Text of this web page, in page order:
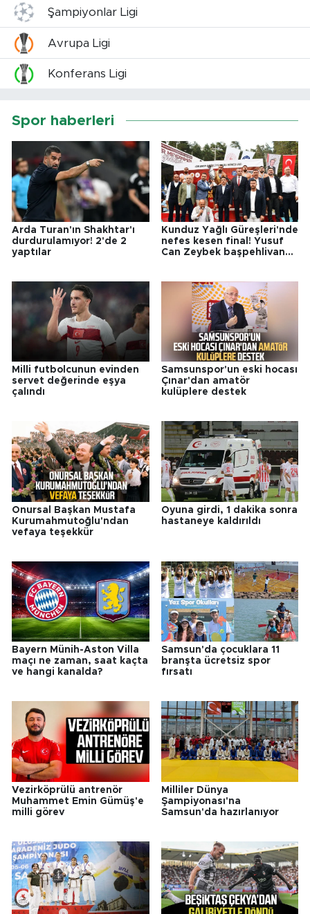
Şampiyonlar Ligi
Avrupa Ligi
Konferans Ligi
Spor haberleri
Arda Turan'ın Shakhtar'ı
durdurulamıyor! 2'de 2
yaptılar
Kunduz Yağlı Güreşleri'nde
nefes kesen final! Yusuf
Can Zeybek başpehlivan
Milli futbolcunun evinden
servet değerinde eşya
çalındı
Samsunspor'un eski hocası
Çınar'dan amatör
kulüplere destek
Onursal Başkan Mustafa
Kurumahmutoğlu'ndan
vefaya teşekkür
Oyuna girdi, 1 dakika sonra
hastaneye kaldırıldı
Bayern Münih-Aston Villa
maçı ne zaman, saat kaçta
ve hangi kanalda?
Samsun'da çocuklara 11
branşta ücretsiz spor
fırsatı
Vezirköprülü antrenör
Muhammet Emin Gümüş'e
milli görev
Milliler Dünya
Şampiyonası'na
Samsun'da hazırlanıyor